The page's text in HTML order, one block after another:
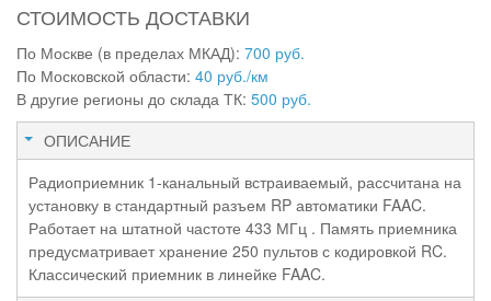
СТОИМОСТЬ ДОСТАВКИ
По Москве (в пределах МКАД): 700 руб.
По Московской области: 40 руб./км
В другие регионы до склада ТК: 500 руб.
ОПИСАНИЕ
Радиоприемник 1-канальный встраиваемый, рассчитана на
установку в стандартный разъем RP автоматики FAAC.
Работает на штатной частоте 433 МГц . Память приемника
предусматривает хранение 250 пультов с кодировкой RC.
Классический приемник в линейке FAAC.